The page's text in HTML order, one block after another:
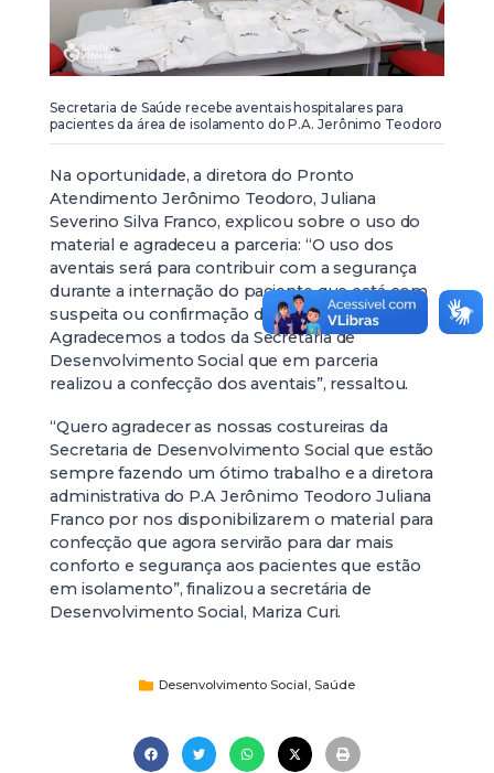
Secretaria de Saúde recebe aventais hospitalares para
pacientes da área de isolamento do P.A. Jerônimo Teodoro
Na oportunidade, a diretora do Pronto
Atendimento Jerônimo Teodoro, Juliana
Severino Silva Franco, explicou sobre o uso do
material e agradeceu a parceria: “O uso dos
aventais será para contribuir com a segurança
durante a internação do paciente que está com
suspeita ou confirmação de Coronavírus.
Agradecemos a todos da Secretaria de
Desenvolvimento Social que em parceria
realizou a confecção dos aventais”, ressaltou.
“Quero agradecer as nossas costureiras da
Secretaria de Desenvolvimento Social que estão
sempre fazendo um ótimo trabalho e a diretora
administrativa do P.A Jerônimo Teodoro Juliana
Franco por nos disponibilizarem o material para
confecção que agora servirão para dar mais
conforto e segurança aos pacientes que estão
em isolamento”, finalizou a secretária de
Desenvolvimento Social, Mariza Curi.
Desenvolvimento Social, Saúde